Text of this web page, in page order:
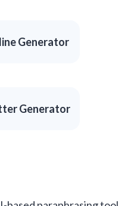
Generator
Generator